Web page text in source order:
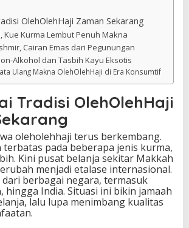
OlehOlehHaji Zaman Sekarang
Kue Kurma Lembut Penuh Makna
Cairan Emas dari Pegunungan
Alkohol dan Tasbih Kayu Eksotis
Ulang Makna OlehOlehHaji di Era Konsumtif
Tradisi OlehOlehHaji
oleholehhaji terus berkembang.
pada beberapa jenis kurma,
Kini pusat belanja sekitar Makkah
menjadi etalase internasional.
berbagai negara, termasuk
hingga India. Situasi ini bikin jamaah
lalu lupa menimbang kualitas